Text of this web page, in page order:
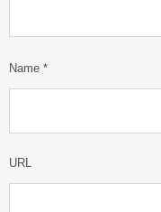
Name *
URL